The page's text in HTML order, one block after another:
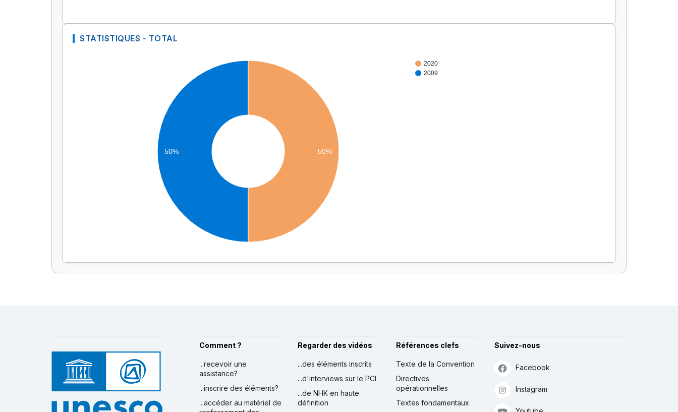
STATISTIQUES - TOTAL
2020
2009
50% 50%
Comment ?
...recevoir une
assistance?
...inscrire des éléments?
...accéder au matériel de
Regarder des vidéos
...des éléments inscrits
...d'interviews sur le PCI
...de NHK en haute
définition
Références clefs
Texte de la Convention
Directives
opérationnelles
Textes fondamentaux
Suivez-nous
Facebook
Instagram